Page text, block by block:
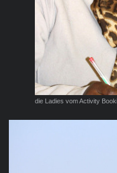
die Ladies vom Activity